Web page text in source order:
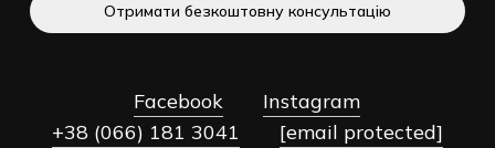
Отримати безкоштовну консультацію
Facebook
Instagram
+38 (066) 181 3041
[email protected]